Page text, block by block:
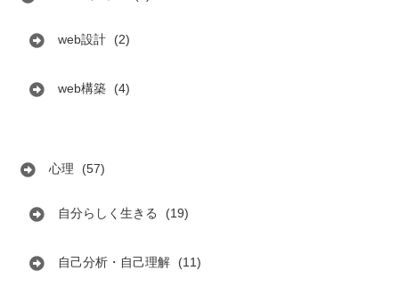
web設計 (2)
web構築 (4)
心理 (57)
自分らしく生きる (19)
自己分析・自己理解 (11)